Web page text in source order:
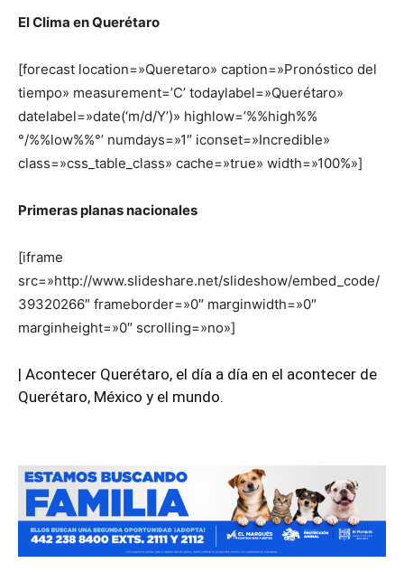
El Clima en Querétaro
[forecast location=»Queretaro» caption=»Pronóstico del
tiempo» measurement=’C’ todaylabel=»Querétaro»
datelabel=»date(‘m/d/Y’)» highlow=’%%high%%
°/%%low%%°’ numdays=»1″ iconset=»Incredible»
class=»css_table_class» cache=»true» width=»100%»]
Primeras planas nacionales
[iframe
src=»http://www.slideshare.net/slideshow/embed_code/
39320266″ frameborder=»0″ marginwidth=»0″
marginheight=»0″ scrolling=»no»]
| Acontecer Querétaro, el día a día en el acontecer de
Querétaro, México y el mundo.